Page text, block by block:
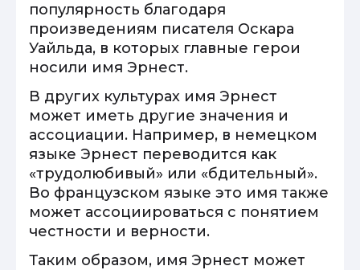
популярность благодаря
произведениям писателя Оскара
Уайльда, в которых главные герои
носили имя Эрнест.
В других культурах имя Эрнест
может иметь другие значения и
ассоциации. Например, в немецком
языке Эрнест переводится как
«трудолюбивый» или «бдительный».
Во французском языке это имя также
может ассоциироваться с понятием
честности и верности.
Таким образом, имя Эрнест может